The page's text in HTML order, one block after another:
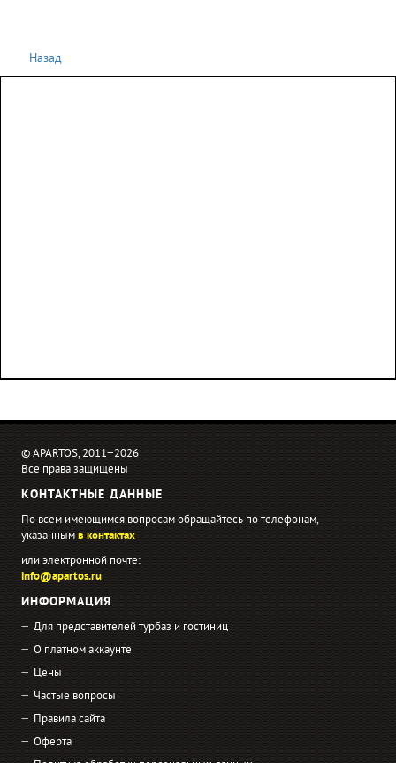
Назад
© APARTOS, 2011−2026
Все права защищены
КОНТАКТНЫЕ ДАННЫЕ
По всем имеющимся вопросам обращайтесь по телефонам,
указаннымв контактах
или электронной почте:
info@apartos.ru
ИНФОРМАЦИЯ
Для представителей турбаз и гостиниц
О платном аккаунте
Цены
Частые вопросы
Правила сайта
Оферта